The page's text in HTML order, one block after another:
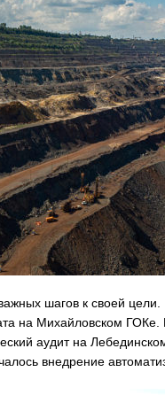
шагов к своей цели.
на Михайловском
аудит на
внедрение